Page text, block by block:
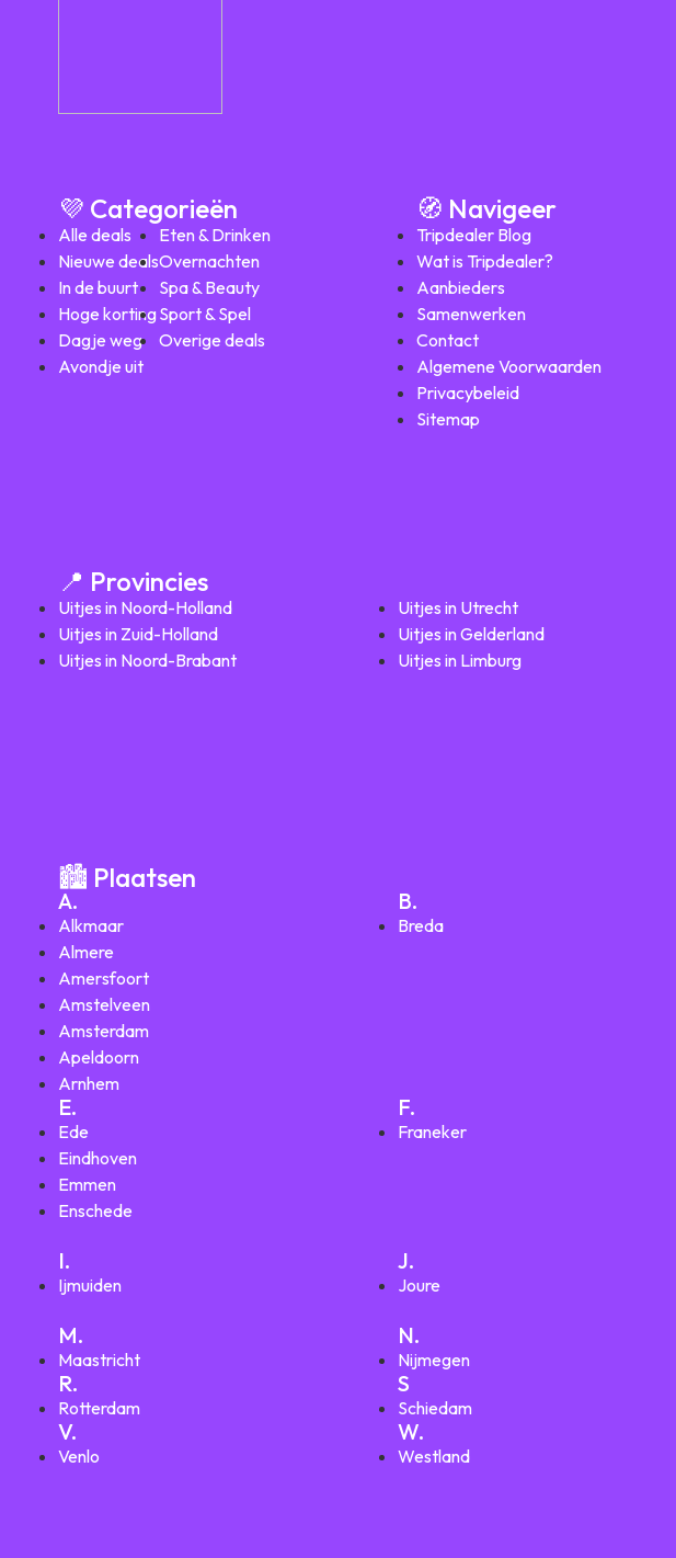
💜 Categorieën
Alle deals
Nieuwe deals
In de buurt
Hoge korting
Dagje weg
Avondje uit
Eten & Drinken
Overnachten
Spa & Beauty
Sport & Spel
Overige deals
🧭 Navigeer
Tripdealer Blog
Wat is Tripdealer?
Aanbieders
Samenwerken
Contact
Algemene Voorwaarden
Privacybeleid
Sitemap
📍 Provincies
Uitjes in Noord-Holland
Uitjes in Zuid-Holland
Uitjes in Noord-Brabant
Uitjes in Utrecht
Uitjes in Gelderland
Uitjes in Limburg
🏙️ Plaatsen
A.
Alkmaar
Almere
Amersfoort
Amstelveen
Amsterdam
Apeldoorn
Arnhem
B.
Breda
E.
Ede
Eindhoven
Emmen
Enschede
F.
Franeker
I.
Ijmuiden
J.
Joure
M.
Maastricht
N.
Nijmegen
R.
Rotterdam
S
Schiedam
V.
Venlo
W.
Westland